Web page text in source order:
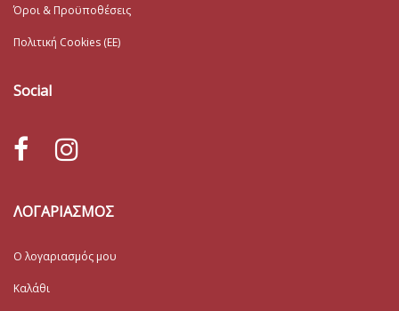
Όροι & Προϋποθέσεις
Πολιτική Cookies (ΕΕ)
Social
ΛΟΓΑΡΙΑΣΜΟΣ
Ο λογαριασμός μου
Καλάθι